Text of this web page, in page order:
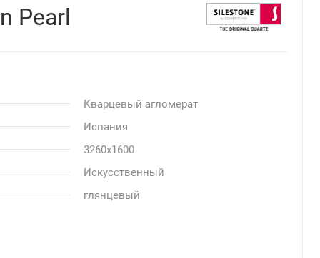
Pearl
Кварцевый агломерат
Испания
3260x1600
Искусственный
глянцевый